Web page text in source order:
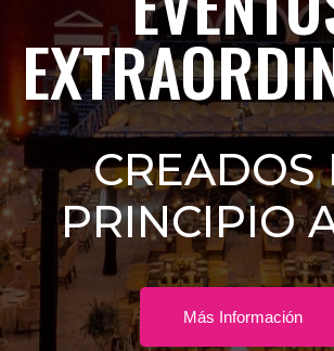
CREADOS
PRINCIPIO
Más Información